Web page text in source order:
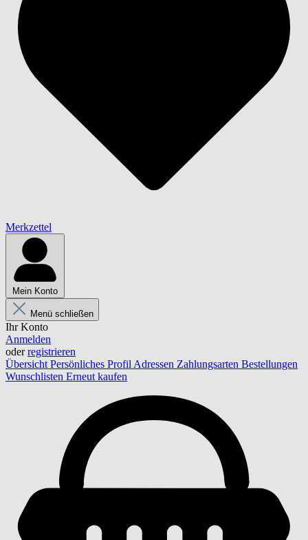
Merkzettel
Mein Konto
Menü schließen
Ihr Konto
Anmelden
oderregistrieren
Übersicht Persönliches Profil Adressen Zahlungsarten Bestellungen
Wunschlisten Erneut kaufen